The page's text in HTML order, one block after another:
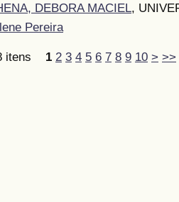
DEBORA MACIEL,
Pereira
itens 1 2 3 4 5 6 7 8 9 10 > >>